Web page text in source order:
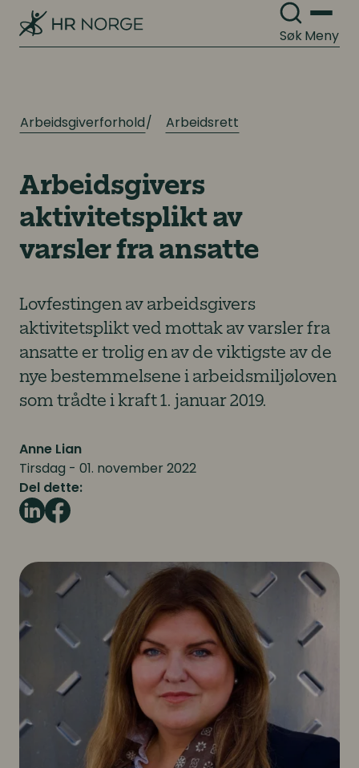
SøkMeny
Arbeidsgiverforhold Arbeidsrett
Arbeidsgivers
aktivitetsplikt av
varsler fra ansatte
Lovfestingen av arbeidsgivers
aktivitetsplikt ved mottak av varsler fra
ansatte er trolig en av de viktigste av de
nye bestemmelsene i arbeidsmiljøloven
som trådte i kraft 1. januar 2019.
Anne Lian
Tirsdag - 01. november 2022
Del dette: